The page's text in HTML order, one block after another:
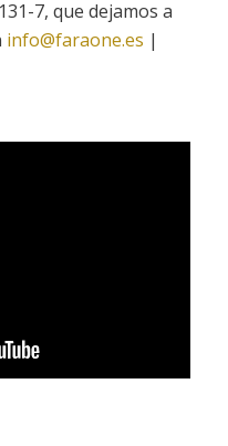
7, que dejamos a
info@faraone.es |